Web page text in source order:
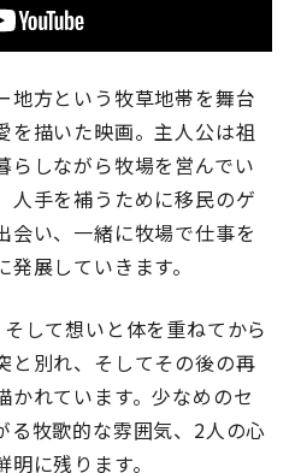
地方という牧草地帯を舞台
を描いた映画。主人公は祖
らしながら牧場を営んでい
人手を補うために移民のゲ
会い、一緒に牧場で仕事を
展していきます。
して想いと体を重ねてから
と別れ、そしてその後の再
かれています。少なめのセ
る牧歌的な雰囲気、2人の心
に残ります。